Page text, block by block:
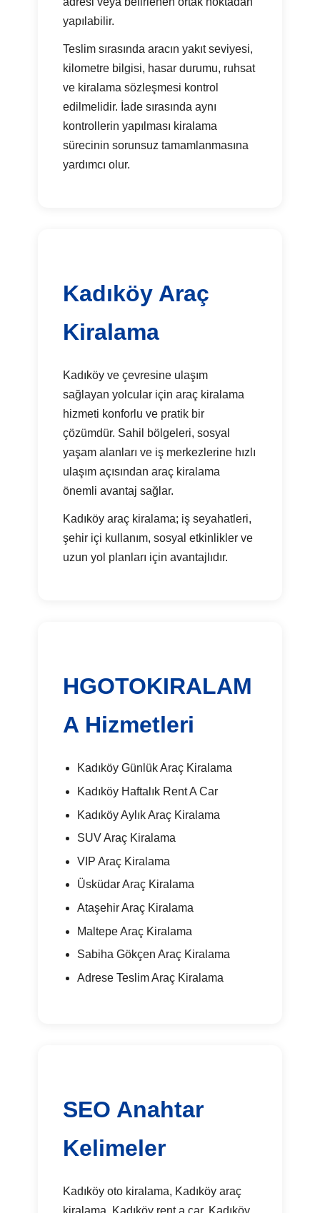
yapılabilir.
Teslim sırasında aracın yakıt seviyesi,
kilometre bilgisi, hasar durumu, ruhsat
ve kiralama sözleşmesi kontrol
edilmelidir. İade sırasında aynı
kontrollerin yapılması kiralama
sürecinin sorunsuz tamamlanmasına
yardımcı olur.
Kadıköy Araç
Kiralama
Kadıköy ve çevresine ulaşım
sağlayan yolcular için araç kiralama
hizmeti konforlu ve pratik bir
çözümdür. Sahil bölgeleri, sosyal
yaşam alanları ve iş merkezlerine hızlı
ulaşım açısından araç kiralama
önemli avantaj sağlar.
Kadıköy araç kiralama; iş seyahatleri,
şehir içi kullanım, sosyal etkinlikler ve
uzun yol planları için avantajlıdır.
HGOTOKIRALAM
A Hizmetleri
Kadıköy Günlük Araç Kiralama
Kadıköy Haftalık Rent A Car
Kadıköy Aylık Araç Kiralama
SUV Araç Kiralama
VIP Araç Kiralama
Üsküdar Araç Kiralama
Ataşehir Araç Kiralama
Maltepe Araç Kiralama
Sabiha Gökçen Araç Kiralama
Adrese Teslim Araç Kiralama
SEO Anahtar
Kelimeler
Kadıköy oto kiralama, Kadıköy araç
kiralama, Kadıköy rent a car, Kadıköy